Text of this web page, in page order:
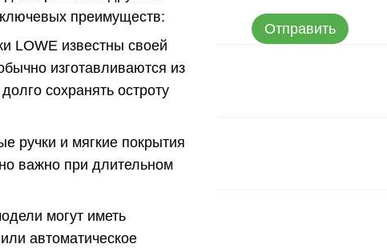
ключевых преимуществ:
LOWE известны своей
изготавливаются из
сохранять остроту
ручки и мягкие покрытия
важно при длительном
могут иметь
автоматическое
Отправить